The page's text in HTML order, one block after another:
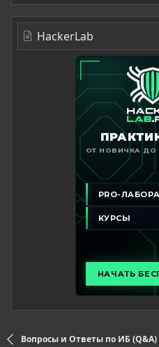
HackerLab
Вопросы и Ответы по ИБ (Q&A)